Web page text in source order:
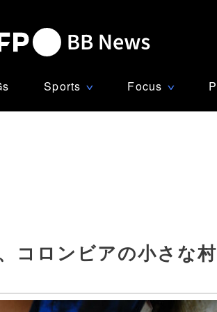
Sports ∨ Focus ∨
コロンビアの小さな村